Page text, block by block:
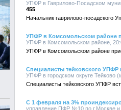
УПФР в Гаврилово-Посадском
455
Начальник гаврилово-посадского
УПФР в Комсомольском районе
УПФР в Комсомольском районе,
УПФР в Комсомольском районе
Специалисты тейковского УПФР
УПФР в городском округе Тейково
Специалисты тейковского УПФР
С 1 февраля на 3%
управление ПФР №10 по г.Москве и